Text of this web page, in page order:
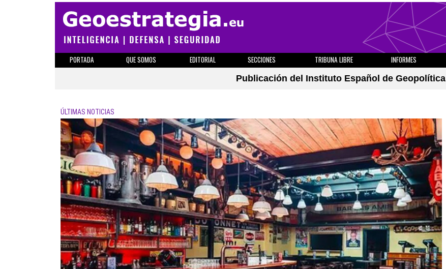
PORTADA QUE SOMOS EDITORIAL SECCIONES TRIBUNA LIBRE INFORMES
Publicación del Instituto Español de Geopolítica
ÚLTIMAS NOTICIAS